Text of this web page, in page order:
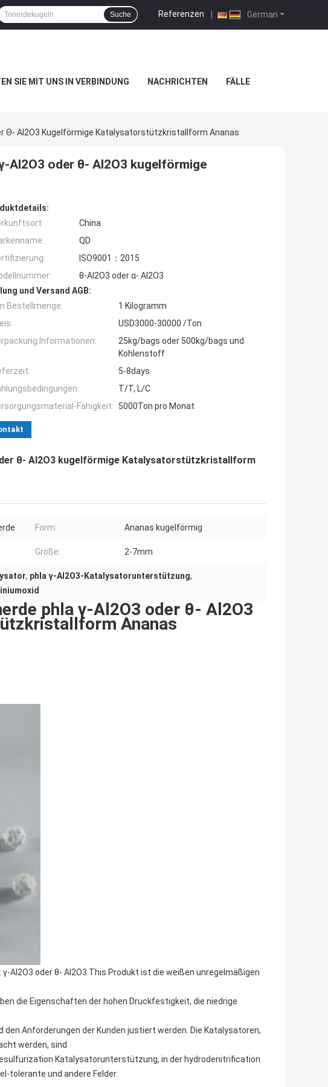
German
Referenzen |
Suche
SIE MIT UNS IN VERBINDUNG NACHRICHTEN FÄLLE
Θ- Al2O3 Kugelförmige Katalysatorstützkristallform Ananas
Al2O3 oder θ- Al2O3 kugelförmige
China
QD
ISO9001：2015
θ-Al2O3 oder α- Al2O3
und Versand AGB:
Bestellmenge:
1 Kilogramm
USD3000-30000 /Ton
Informationen:
25kg/bags oder 500kg/bags und
Kohlenstoff
5-8days
T/T, L/C
Fähigkeit:
5000Ton pro Monat
θ- Al2O3 kugelförmige Katalysatorstützkristallform
Form: Ananas kugelförmig
Größe: 2-7mm
, phla γ-Al2O3-Katalysatorunterstützung,
phla γ-Al2O3 oder θ- Al2O3
Ananas
oder θ- Al2O3.This Produkt ist die weißen unregelmäßigen
die Eigenschaften der hohen Druckfestigkeit, die niedrige
Anforderungen der Kunden justiert werden. Die Katalysatoren,
werden, sind
Katalysatorunterstützung, in der hydrodenitrification
tolerante und andere Felder.